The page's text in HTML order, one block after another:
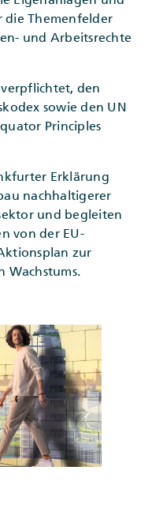
die Themenfelder
und Arbeitsrechte
den
sowie den UN
Principles
Erklärung
nachhaltigerer
und begleiten
von der EU-
zur
Wachstums.